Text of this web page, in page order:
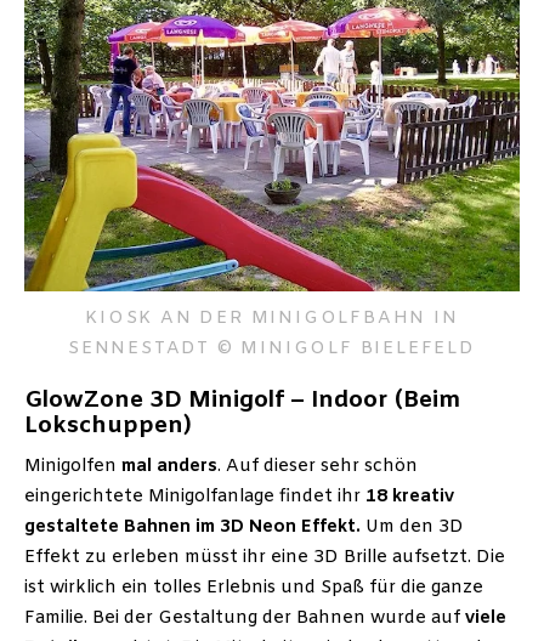
KIOSK AN DER MINIGOLFBAHN IN
SENNESTADT © MINIGOLF BIELEFELD
GlowZone 3D Minigolf – Indoor (Beim
Lokschuppen)
Minigolfen mal anders. Auf dieser sehr schön
eingerichtete Minigolfanlage findet ihr 18 kreativ
gestaltete Bahnen im 3D Neon Effekt. Um den 3D
Effekt zu erleben müsst ihr eine 3D Brille aufsetzt. Die
ist wirklich ein tolles Erlebnis und Spaß für die ganze
Familie. Bei der Gestaltung der Bahnen wurde auf viele